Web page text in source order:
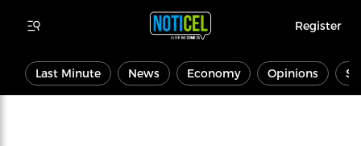
Register
Last Minute News Economy Opinions